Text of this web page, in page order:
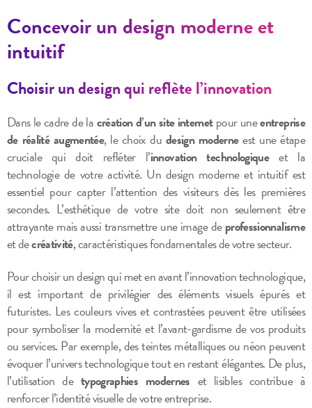
Concevoir un design moderne et
intuitif
Choisir un design qui reflète l’innovation
Dans le cadre de lacréation d’un site internetpour uneentreprise
de réalité augmentée, le choix dudesign moderneest une étape
cruciale qui doit refléter l’innovation technologiqueet la
technologie de votre activité. Un design moderne et intuitif est
essentiel pour capter l’attention des visiteurs dès les premières
secondes. L’esthétique de votre site doit non seulement être
attrayante mais aussi transmettre une image deprofessionnalisme
et decréativité, caractéristiques fondamentales de votre secteur.
Pour choisir un design qui met en avant l’innovation technologique,
il est important de privilégier des éléments visuels épurés et
futuristes. Les couleurs vives et contrastées peuvent être utilisées
pour symboliser la modernité et l’avant-gardisme de vos produits
ou services. Par exemple, des teintes métalliques ou néon peuvent
évoquer l’univers technologique tout en restant élégantes. De plus,
l’utilisation de typographies modernes et lisibles contribue à
renforcer l’identité visuelle de votre entreprise.